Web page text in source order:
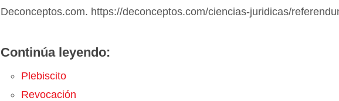
Deconceptos.com. https://deconceptos.com/ciencias-juridicas/
Continúa leyendo:
Plebiscito
Revocación